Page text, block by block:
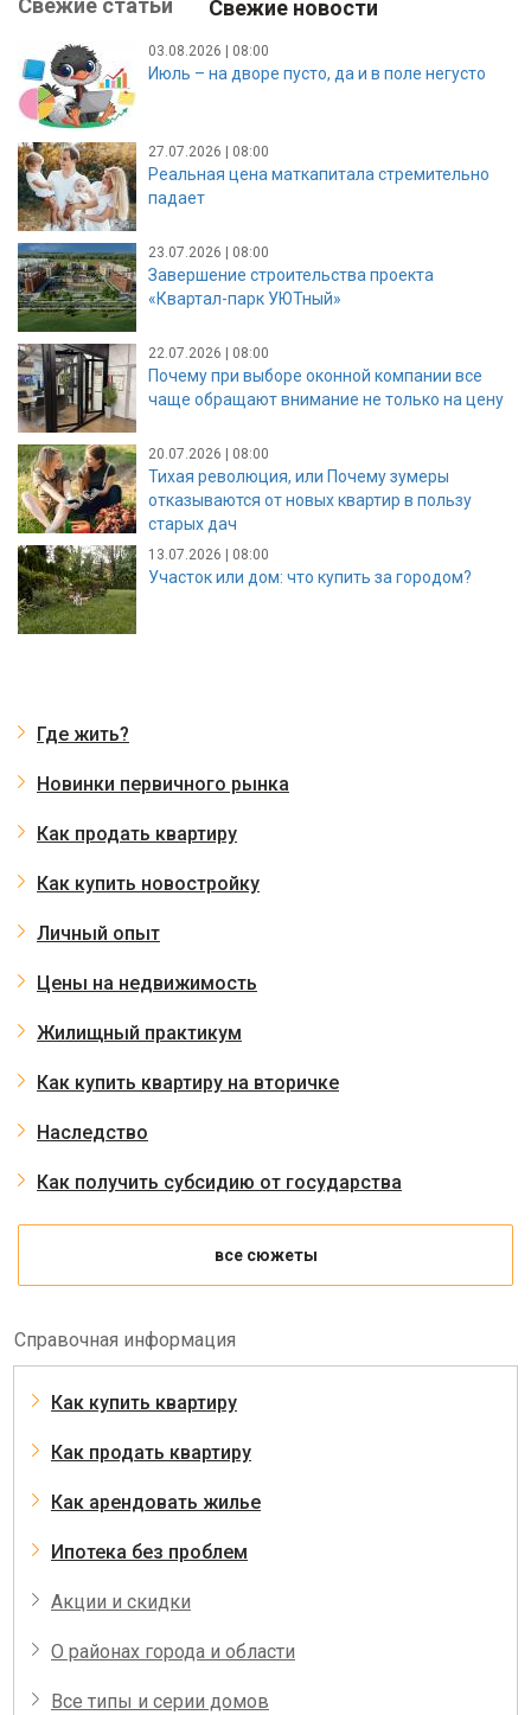
Свежие статьи Свежие новости
03.08.2026 | 08:00
Июль – на дворе пусто, да и в поле негусто
27.07.2026 | 08:00
Реальная цена маткапитала стремительно
падает
23.07.2026 | 08:00
Завершение строительства проекта
«Квартал-парк УЮТный»
22.07.2026 | 08:00
Почему при выборе оконной компании все
чаще обращают внимание не только на цену
20.07.2026 | 08:00
Тихая революция, или Почему зумеры
отказываются от новых квартир в пользу
старых дач
13.07.2026 | 08:00
Участок или дом: что купить за городом?
Где жить?
Новинки первичного рынка
Как продать квартиру
Как купить новостройку
Личный опыт
Цены на недвижимость
Жилищный практикум
Как купить квартиру на вторичке
Наследство
Как получить субсидию от государства
все сюжеты
Справочная информация
Как купить квартиру
Как продать квартиру
Как арендовать жилье
Ипотека без проблем
Акции и скидки
О районах города и области
Все типы и серии домов